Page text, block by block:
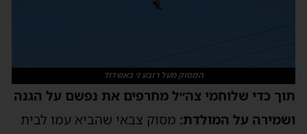
המסוק מעל רובע ז׳ באשדוד
תוך כדי שלוחמי צה״ל מחרפים את נפשם על הגנה
ושמירה על המולדת: מסוק צבאי שהביא עמו לבית